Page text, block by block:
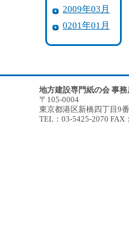
2009年03月
0201年01月
地方建設専門紙の会 事務
〒105-0004
東京都港区新橋四丁目9
TEL：03-5425-2070 FAX